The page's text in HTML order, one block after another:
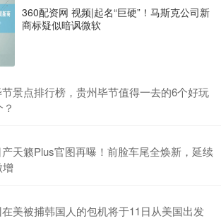
360配资网 视频|起名“巨硬”！马斯克公司新
商标疑似暗讽微软
景点排行榜，贵州毕节值得一去的6个好玩
天籁Plus官图再曝！前脸车尾全焕新，延续
增
美被捕韩国人的包机将于11日从美国出发